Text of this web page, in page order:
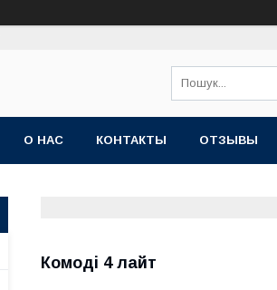
О НАС КОНТАКТЫ ОТЗЫВЫ
Комоді 4 лайт